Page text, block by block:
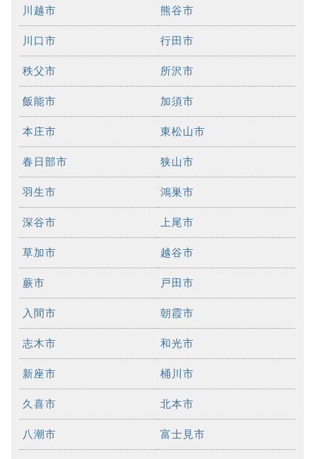
川越市 熊谷市
川口市 行田市
秩父市 所沢市
飯能市 加須市
本庄市 東松山市
春日部市 狭山市
羽生市 鴻巣市
深谷市 上尾市
草加市 越谷市
蕨市 戸田市
入間市 朝霞市
志木市 和光市
新座市 桶川市
久喜市 北本市
八潮市 富士見市